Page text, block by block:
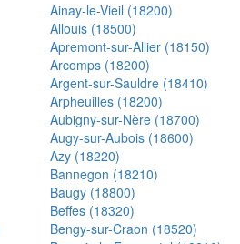
Ainay-le-Vieil (18200)
Allouis (18500)
Apremont-sur-Allier (18150)
Arcomps (18200)
Argent-sur-Sauldre (18410)
Arpheuilles (18200)
Aubigny-sur-Nère (18700)
Augy-sur-Aubois (18600)
Azy (18220)
Bannegon (18210)
Baugy (18800)
Beffes (18320)
Bengy-sur-Craon (18520)